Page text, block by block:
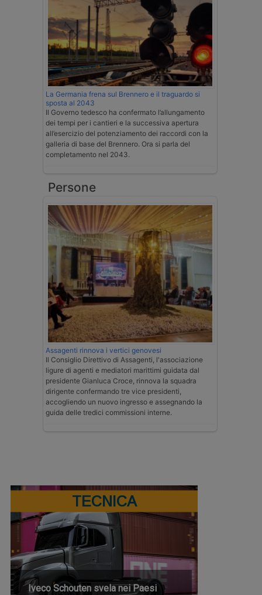
La Germania frena sul Brennero e il traguardo si
sposta al 2043
Il Governo tedesco ha confermato l’allungamento
dei tempi per i cantieri e la successiva apertura
all’esercizio del potenziamento dei raccordi con la
galleria di base del Brennero. Ora si parla del
completamento nel 2043.
Persone
Assagenti rinnova i vertici genovesi
Il Consiglio Direttivo di Assagenti, l'associazione
ligure di agenti e mediatori marittimi guidata dal
presidente Gianluca Croce, rinnova la squadra
dirigente confermando tre vice presidenti,
accogliendo un nuovo ingresso e assegnando la
guida delle tredici commissioni interne.
TECNICA
Iveco Schouten svela nei Paesi